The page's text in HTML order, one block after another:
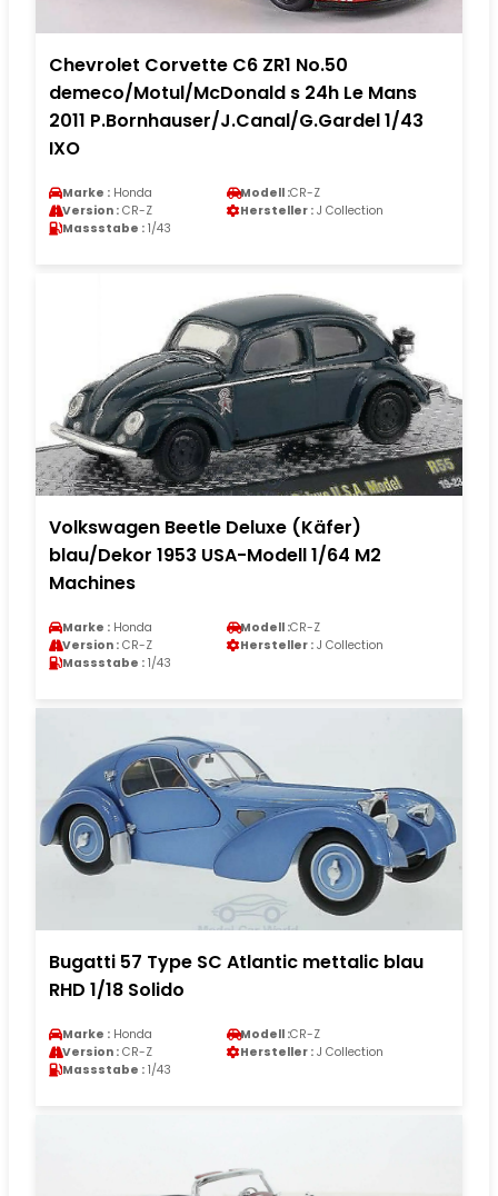
Chevrolet Corvette C6 ZR1 No.50
demeco/Motul/McDonald s 24h Le Mans
2011 P.Bornhauser/J.Canal/G.Gardel 1/43
IXO
Marke : Honda Modell :CR-Z
Version : CR-Z Hersteller : J Collection
Massstabe : 1/43
Volkswagen Beetle Deluxe (Käfer)
blau/Dekor 1953 USA-Modell 1/64 M2
Machines
Marke : Honda Modell :CR-Z
Version : CR-Z Hersteller : J Collection
Massstabe : 1/43
Bugatti 57 Type SC Atlantic mettalic blau
RHD 1/18 Solido
Marke : Honda Modell :CR-Z
Version : CR-Z Hersteller : J Collection
Massstabe : 1/43